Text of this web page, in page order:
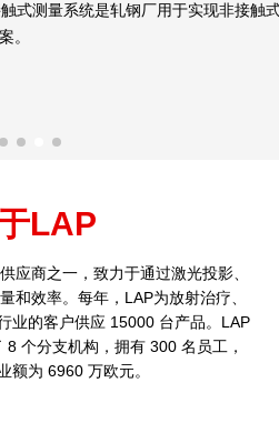
系统是轧钢厂用于实现非接触式质
LAP
应商之一，致力于通过激光投影、
和效率。每年，LAP为放射治疗、
业的客户供应 15000 台产品。LAP
个分支机构，拥有 300 名员工，
额为 6960 万欧元。